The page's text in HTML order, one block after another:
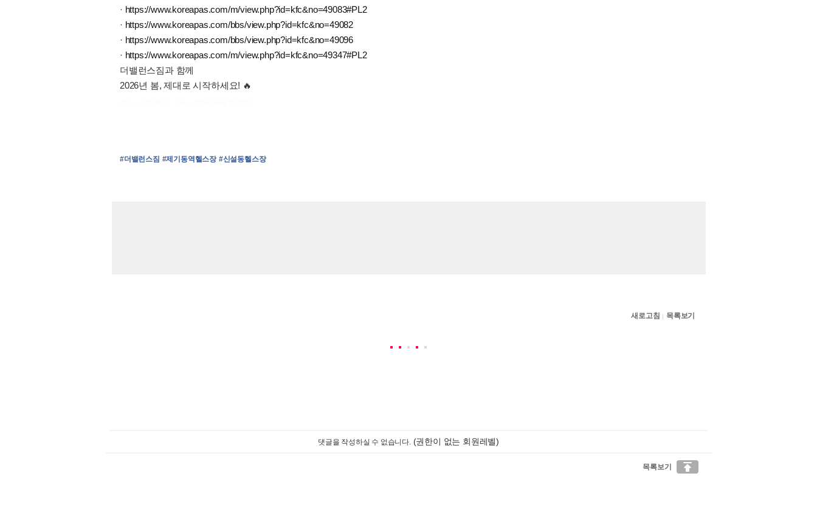
· https://www.koreapas.com/m/view.php?id=kfc&no=49083#PL2
· https://www.koreapas.com/bbs/view.php?id=kfc&no=49082
· https://www.koreapas.com/bbs/view.php?id=kfc&no=49096
· https://www.koreapas.com/m/view.php?id=kfc&no=49347#PL2
더밸런스짐과 함께
2026년 봄, 제대로 시작하세요! 🔥
#더밸런스짐 #제기동역헬스장 #신설동헬스장
새로고침 | 목록보기
댓글을 작성하실 수 없습니다. (권한이 없는 회원레벨)
목록보기 